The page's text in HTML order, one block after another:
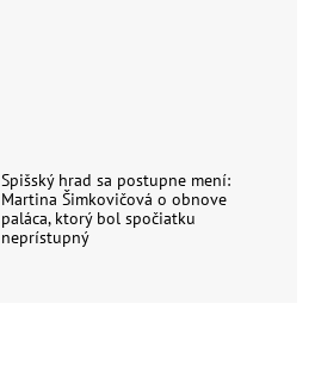
Spišský hrad sa postupne mení:
Martina Šimkovičová o obnove
paláca, ktorý bol spočiatku
neprístupný